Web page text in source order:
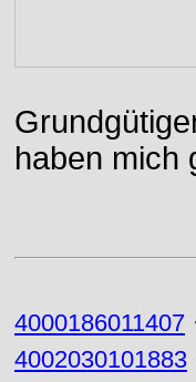
haben mich
4000186011407
4002030101883